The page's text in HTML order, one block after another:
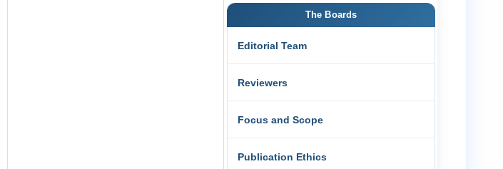
The Boards
Editorial Team
Reviewers
Focus and Scope
Publication Ethics